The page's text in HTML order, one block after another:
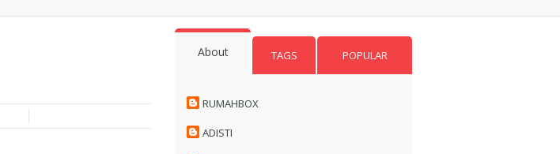
About TAGS POPULAR
RUMAHBOX
ADISTI